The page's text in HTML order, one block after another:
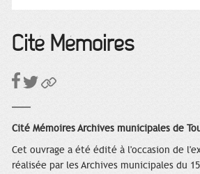
Cité Mémoires
Cité Mémoires Archives municipales de
Cet ouvrage a été édité à l'occasion de
réalisée par les Archives municipales du